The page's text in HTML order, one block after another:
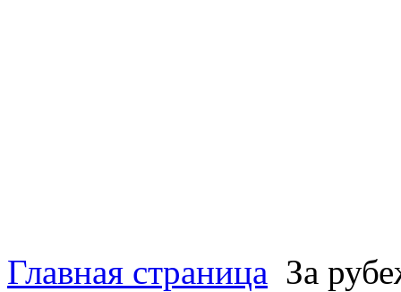
Главная страница За